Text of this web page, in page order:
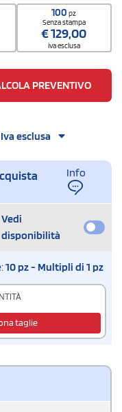
100pz
Senza stampa
€129,00
iva esclusa
PREVENTIVO
Iva esclusa
Info
Vedi
disponibilità
10 pz - Multipli di 1 pz
taglie